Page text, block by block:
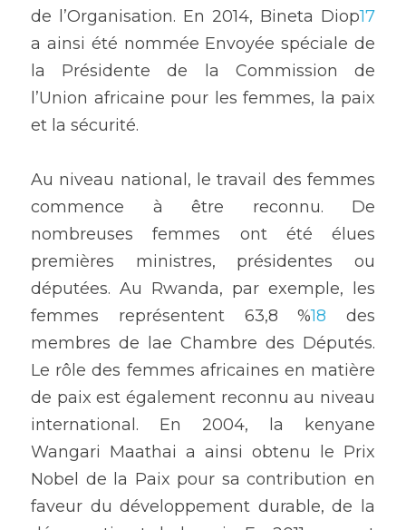
de l’Organisation. En 2014, Bineta Diop17
a ainsi été nommée Envoyée spéciale de
la Présidente de la Commission de
l’Union africaine pour les femmes, la paix
et la sécurité.
Au niveau national, le travail des femmes
commence à être reconnu. De
nombreuses femmes ont été élues
premières ministres, présidentes ou
députées. Au Rwanda, par exemple, les
femmes représentent 63,8 %18 des
membres de lae Chambre des Députés.
Le rôle des femmes africaines en matière
de paix est également reconnu au niveau
international. En 2004, la kenyane
Wangari Maathai a ainsi obtenu le Prix
Nobel de la Paix pour sa contribution en
faveur du développement durable, de la